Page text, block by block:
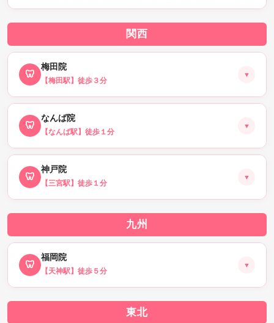
🗺 Googleマップ(店舗情報)はこちら
関西
🦷
梅田院
【梅田駅】徒歩３分
▼
🗺 Googleマップ(店舗情報)はこちら
🦷
なんば院
【なんば駅】徒歩１分
▼
🗺 Googleマップ(店舗情報)はこちら
📅 なんば院を予約する
🦷
神戸院
【三宮駅】徒歩１分
▼
🗺 Googleマップ(店舗情報)はこちら
九州
🦷
福岡院
【天神駅】徒歩５分
▼
東北